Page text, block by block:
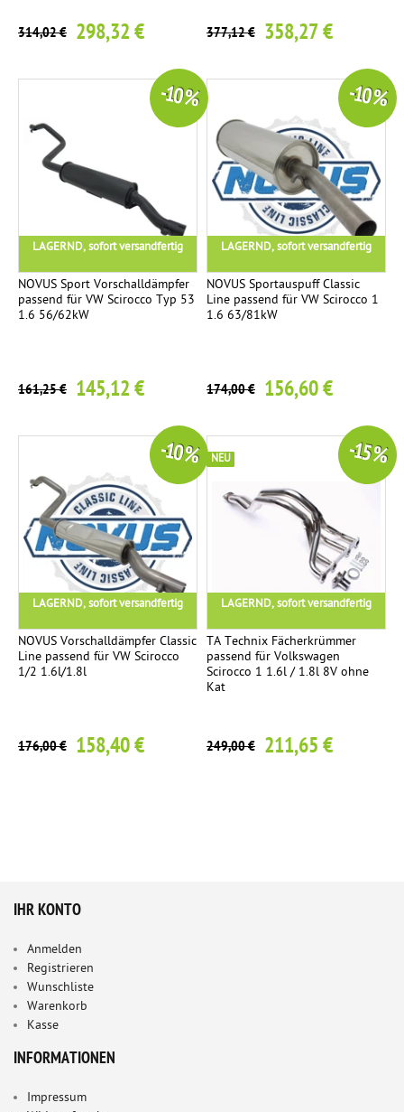
314,02 € 298,32 € 377,12 € 358,27 €
LAGERND, sofort versandfertig
NOVUS Sport Vorschalldämpfer
passend für VW Scirocco Typ 53
1.6 56/62kW
161,25 € 145,12 €
-10 %
LAGERND, sofort versandfertig
NOVUS Sportauspuff Classic
Line passend für VW Scirocco 1
1.6 63/81kW
174,00 € 156,60 €
-10 %
LAGERND, sofort versandfertig
NOVUS Vorschalldämpfer Classic
Line passend für VW Scirocco
1/2 1.6l/1.8l
176,00 € 158,40 €
-10 %
LAGERND, sofort versandfertig
TA Technix Fächerkrümmer
passend für Volkswagen
Scirocco 1 1.6l / 1.8l 8V ohne
Kat
249,00 € 211,65 €
-15 %
NEU
IHR KONTO
Anmelden
Registrieren
Wunschliste
Warenkorb
Kasse
INFORMATIONEN
Impressum